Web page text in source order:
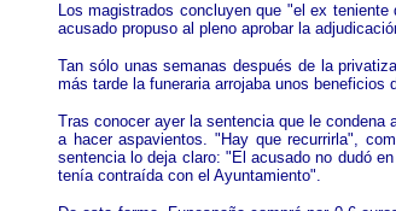
Los magistrados concluyen que "el ex
acusado propuso al pleno aprobar la
Tan sólo unas semanas después de la
más tarde la funeraria arrojaba unos beneficios
Tras conocer ayer la sentencia que le
a hacer aspavientos. "Hay que recurrirla",
sentencia lo deja claro: "El acusado no dudó
tenía contraída con el Ayuntamiento".